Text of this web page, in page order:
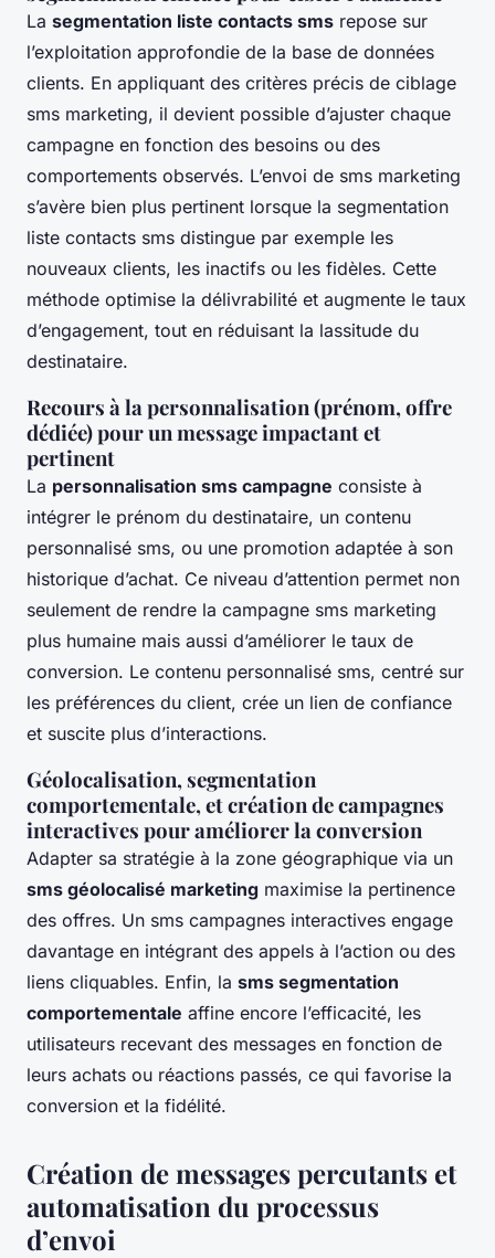
La segmentation liste contacts sms repose sur
l’exploitation approfondie de la base de données
clients. En appliquant des critères précis de ciblage
sms marketing, il devient possible d’ajuster chaque
campagne en fonction des besoins ou des
comportements observés. L’envoi de sms marketing
s’avère bien plus pertinent lorsque la segmentation
liste contacts sms distingue par exemple les
nouveaux clients, les inactifs ou les fidèles. Cette
méthode optimise la délivrabilité et augmente le taux
d’engagement, tout en réduisant la lassitude du
destinataire.
Recours à la personnalisation (prénom, offre
dédiée) pour un message impactant et
pertinent
La personnalisation sms campagne consiste à
intégrer le prénom du destinataire, un contenu
personnalisé sms, ou une promotion adaptée à son
historique d’achat. Ce niveau d’attention permet non
seulement de rendre la campagne sms marketing
plus humaine mais aussi d’améliorer le taux de
conversion. Le contenu personnalisé sms, centré sur
les préférences du client, crée un lien de confiance
et suscite plus d’interactions.
Géolocalisation, segmentation
comportementale, et création de campagnes
interactives pour améliorer la conversion
Adapter sa stratégie à la zone géographique via un
sms géolocalisé marketing maximise la pertinence
des offres. Un sms campagnes interactives engage
davantage en intégrant des appels à l’action ou des
liens cliquables. Enfin, la sms segmentation
comportementale affine encore l’efficacité, les
utilisateurs recevant des messages en fonction de
leurs achats ou réactions passés, ce qui favorise la
conversion et la fidélité.
Création de messages percutants et
automatisation du processus
d’envoi